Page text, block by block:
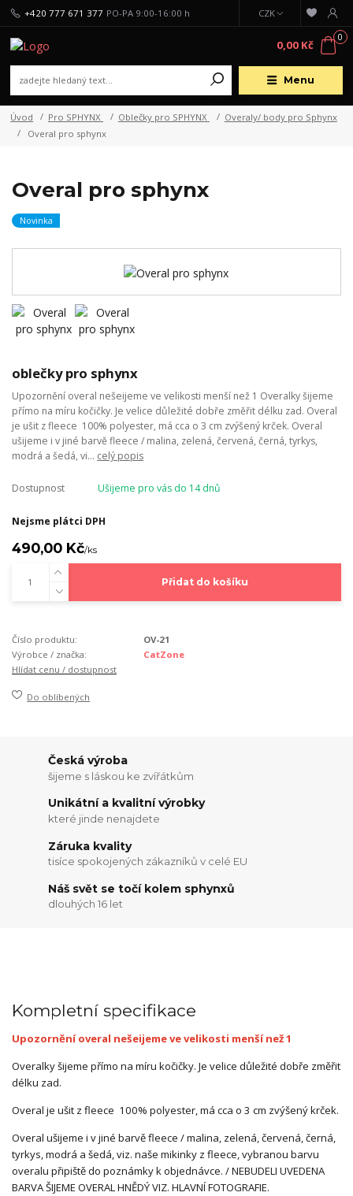
Menu
CZK
+420 777 671 377 PO-PA 9:00-16:00 h
0
0,00 Kč
Úvod Pro SPHYNX Oblečky pro SPHYNX
Overaly/ body pro Sphynx
Overal pro sphynx
Overal pro sphynx
Novinka
oblečky pro sphynx
Upozornění overal nešeijeme ve velikosti menší než 1 Overalky šijeme
přímo na míru kočičky. Je velice důležité dobře změřit délku zad. Overal
je ušit z fleece 100% polyester, má cca o 3 cm zvýšený krček. Overal
ušijeme i v jiné barvě fleece / malina, zelená, červená, černá, tyrkys,
modrá a šedá, vi... celý popis
Dostupnost Ušijeme pro vás do 14 dnů
Nejsme plátci DPH
490,00 Kč/ks
Přidat do košíku
Číslo produktu:
OV-21
Výrobce / značka:
CatZone
Hlídat cenu / dostupnost
Do oblíbených
Česká výroba
šijeme s láskou ke zvířátkům
Unikátní a kvalitní výrobky
které jinde nenajdete
Záruka kvality
tisíce spokojených zákazníků v celé EU
Náš svět se točí kolem sphynxů
dlouhých 16 let
Kompletní specifikace
Upozornění overal nešeijeme ve velikosti menší než 1
Overalky šijeme přímo na míru kočičky. Je velice důležité dobře změřit
délku zad.
Overal je ušit z fleece 100% polyester, má cca o 3 cm zvýšený krček.
Overal ušijeme i v jiné barvě fleece / malina, zelená, červená, černá,
tyrkys, modrá a šedá, viz. naše mikinky z fleece, vybranou barvu
overalu připiště do poznámky k objednávce. / NEBUDELI UVEDENA
BARVA ŠIJEME OVERAL HNĚDÝ VIZ. HLAVNÍ FOTOGRAFIE.